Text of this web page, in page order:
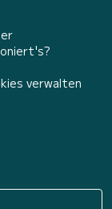
verwalten